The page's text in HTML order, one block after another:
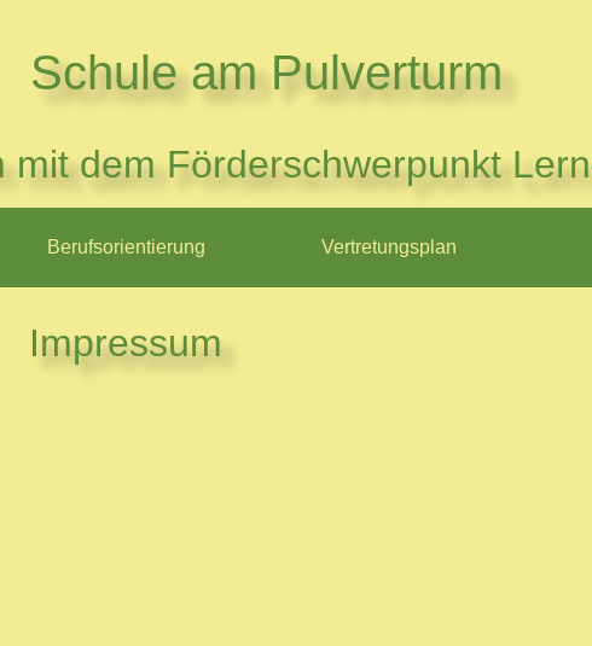
Schule am Pulverturm
mit dem Förderschwerpunkt
Berufsorientierung Vertretungsplan
Impressum